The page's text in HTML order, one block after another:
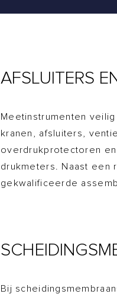
AFSLUITERS
Meetinstrumenten
kranen, afsluiters,
overdrukprotectoren
drukmeters. Naast een
gekwalificeerde
Bij